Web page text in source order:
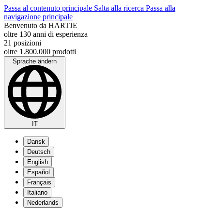
Passa al contenuto principale Salta alla ricerca Passa alla
navigazione principale
Benvenuto da HARTJE
oltre 130 anni di esperienza
21 posizioni
oltre 1.800.000 prodotti
Sprache ändern
IT
Dansk
Deutsch
English
Español
Français
Italiano
Nederlands